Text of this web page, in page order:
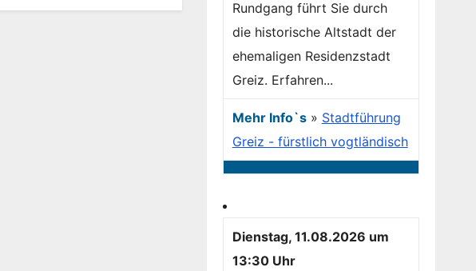
Rundgang führt Sie durch
die historische Altstadt der
ehemaligen Residenzstadt
Greiz. Erfahren...
Mehr Info`s» Stadtführung
Greiz - fürstlich vogtländisch
Dienstag, 11.08.2026 um
13:30 Uhr